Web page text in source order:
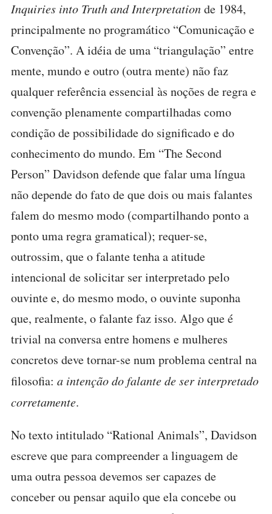
Inquiries into Truth and Interpretationde 1984,
principalmente no programático “Comunicação e
Convenção”. A idéia de uma “triangulação” entre
mente, mundo e outro (outra mente) não faz
qualquer referência essencial às noções de regra e
convenção plenamente compartilhadas como
condição de possibilidade do significado e do
conhecimento do mundo. Em “The Second
Person” Davidson defende que falar uma língua
não depende do fato de que dois ou mais falantes
falem do mesmo modo (compartilhando ponto a
ponto uma regra gramatical); requer-se,
outrossim, que o falante tenha a atitude
intencional de solicitar ser interpretado pelo
ouvinte e, do mesmo modo, o ouvinte suponha
que, realmente, o falante faz isso. Algo que é
trivial na conversa entre homens e mulheres
concretos deve tornar-se num problema central na
filosofia: a intenção do falante de ser interpretado
corretamente.
No texto intitulado “Rational Animals”, Davidson
escreve que para compreender a linguagem de
uma outra pessoa devemos ser capazes de
conceber ou pensar aquilo que ela concebe ou